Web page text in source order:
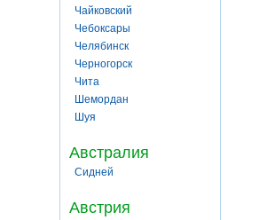
Чайковский
Чебоксары
Челябинск
Черногорск
Чита
Шемордан
Шуя
Австралия
Сидней
Австрия